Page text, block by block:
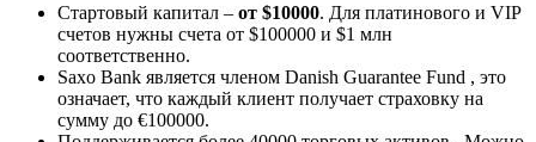
Стартовый капитал – от $10000. Для платинового и VIP
счетов нужны счета от $100000 и $1 млн
соответственно.
Saxo Bank является членом Danish Guarantee Fund , это
означает, что каждый клиент получает страховку на
сумму до €100000.